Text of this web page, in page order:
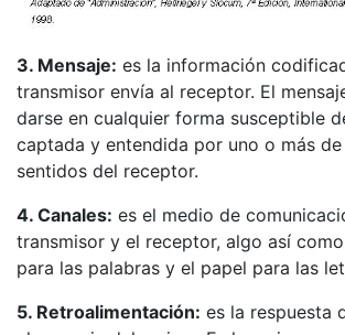
3. Mensaje: es la información
transmisor envía al receptor. El
darse en cualquier forma susceptible
captada y entendida por uno o más
sentidos del receptor.
4. Canales: es el medio de
transmisor y el receptor, algo así
para las palabras y el papel para las
5. Retroalimentación: es la respuesta